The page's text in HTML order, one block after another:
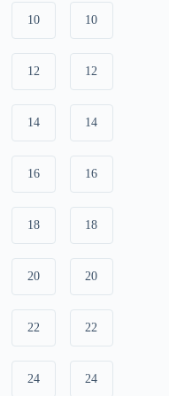
10 10
12 12
14 14
16 16
18 18
20 20
22 22
24 24